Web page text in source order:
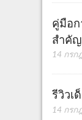
คู่มือ
สำคั
14 กรก
รีวิวเ
14 กรก